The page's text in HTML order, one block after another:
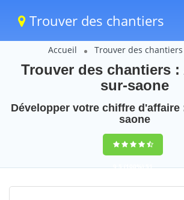
Trouver des chantiers
Accueil Trouver des
Trouver des chantiers :
sur-saone
Développer votre chiffre d'affaire
saone
9,5(100%)51
votes